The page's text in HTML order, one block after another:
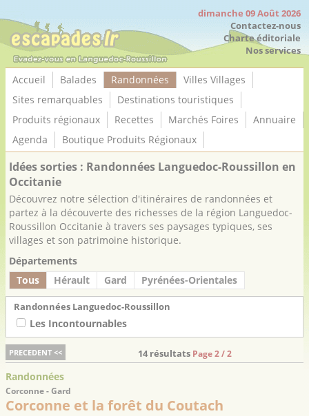
dimanche 09 Août 2026
Contactez-nous
Charte éditoriale
Nos services
Accueil Balades Randonnées
Villes Villages
Sites remarquables
Destinations touristiques
Produits régionaux
Recettes Marchés Foires
Annuaire
Agenda
Boutique Produits Régionaux
Idées sorties : Randonnées Languedoc-Roussillon en
Occitanie
Découvrez notre sélection d'itinéraires de randonnées et
partez à la découverte des richesses de la région Languedoc-
Roussillon Occitanie à travers ses paysages typiques, ses
villages et son patrimoine historique.
Départements
Tous
Hérault Gard Pyrénées-Orientales
Randonnées Languedoc-Roussillon
Les Incontournables
PRECEDENT << 14 résultats Page 2 / 2
Randonnées
Corconne - Gard
Corconne et la forêt du Coutach